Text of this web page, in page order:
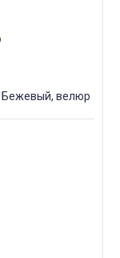
Бежевый, велюр